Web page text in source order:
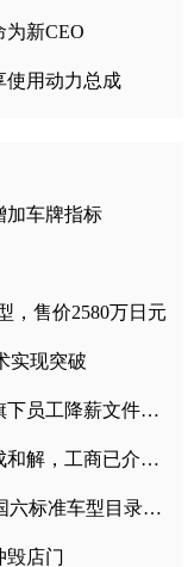
为新CEO
使用动力总成
加车牌指标
，售价2580万日元
实现突破
首个宣布降薪的大型车企，上汽集团旗下员工降薪文件曝光
奔驰漏油事件最新进展：双方私下达成和解，工商已介入调查
“国六排放标准”7月1号正式实施 符合国六标准车型目录一览
毁店门